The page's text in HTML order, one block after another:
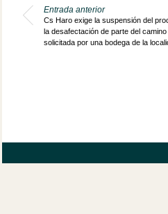
Entrada anterior
Cs Haro exige la suspensión del
la desafectación de parte del camino
solicitada por una bodega de la